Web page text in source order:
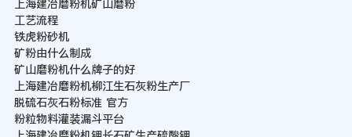
上海建冶磨粉机矿山磨粉
工艺流程
铁虎粉砂机
矿粉由什么制成
矿山磨粉机什么牌子的好
上海建冶磨粉机柳江生石灰粉生产厂
脱硫石灰石粉标准 官方
粉粒物料灌装漏斗平台